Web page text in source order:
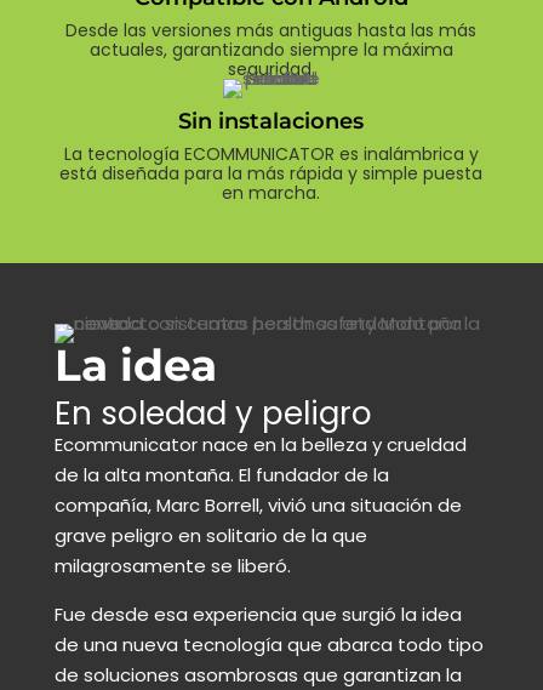
Desde las versiones más antiguas hasta las más
actuales, garantizando siempre la máxima
seguridad.
Sin instalaciones
La tecnología ECOMMUNICATOR es inalámbrica y
está diseñada para la más rápida y simple puesta
en marcha.
La idea
En soledad y peligro
Ecommunicator nace en la belleza y crueldad
de la alta montaña. El fundador de la
compañía, Marc Borrell, vivió una situación de
grave peligro en solitario de la que
milagrosamente se liberó.
Fue desde esa experiencia que surgió la idea
de una nueva tecnología que abarca todo tipo
de soluciones asombrosas que garantizan la